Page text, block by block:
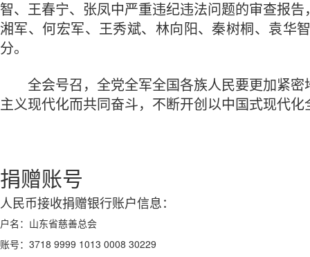
智、王春宁、张凤中严重违纪违法问题的审查报
湘军、何宏军、王秀斌、林向阳、秦树桐、袁华
分。
全会号召，全党全军全国各族人民要更加紧密
主义现代化而共同奋斗，不断开创以中国式现代
捐赠账号
人民币接收捐赠银行账户信息：
户名： 山东省慈善总会
账号： 3718 9999 1013 0008 30229